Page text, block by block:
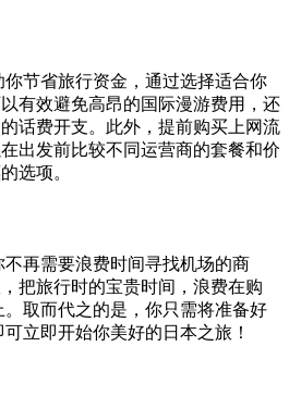
节省旅行资金，通过选择适合你
有效避免高昂的国际漫游费用，还
话费开支。此外，提前购买上网流
出发前比较不同运营商的套餐和价
选项。
再需要浪费时间寻找机场的商
把旅行时的宝贵时间，浪费在购
取而代之的是，你只需将准备好
立即开始你美好的日本之旅！